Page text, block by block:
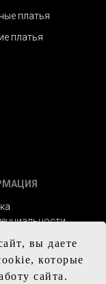
вы даете
которые
сайта.
платья
платья
сроки